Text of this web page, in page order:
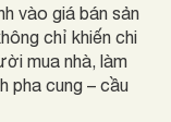
vào giá bán sản
chỉ khiến chi
mua nhà, làm
pha cung – cầu